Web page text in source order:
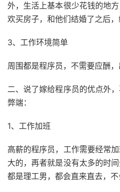
外，生活上基本很少花钱的地
欢买房子，和他们结婚了之后，
3、工作环境简单
周围都是程序员，不需要应酬，
二、说了嫁给程序员的优点外
弊端：
1、工作加班
高薪的程序员，工作需要经常
大的，再者就是没有太多的时
都是理工男，都会直来直去，不